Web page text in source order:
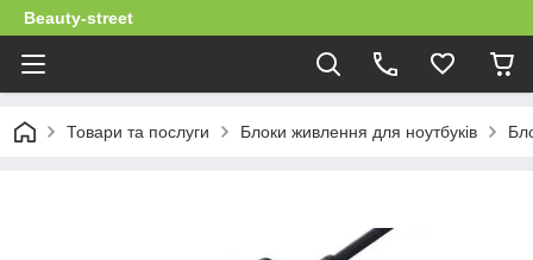
Beauty-street
Товари та послуги Блоки живлення для ноутбуків